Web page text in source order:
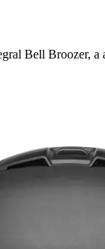
Bell Broozer, a